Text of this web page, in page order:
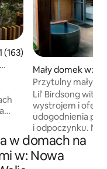
ocena: 4,91 na 5, liczba
(163)
Mały domek w:
h
Przytulny mały
wanna na
Lil' Birdsong wita
wystrojem i
udogodnienia
i odpoczynku.
otoczona
rodzimych
na zielone
w domach na
w: Nowa